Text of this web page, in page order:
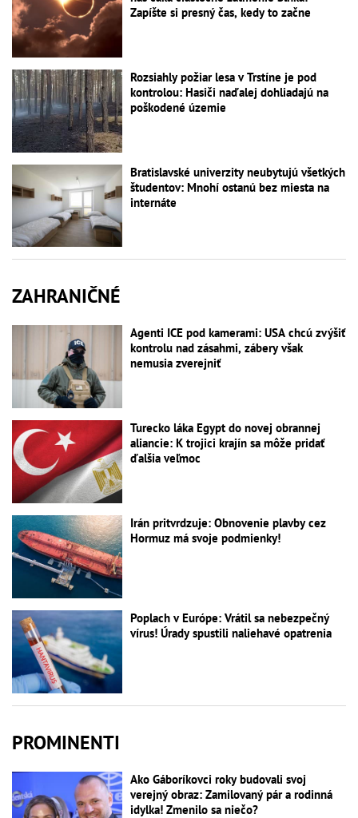
Zapíšte si presný čas, kedy to začne
Rozsiahly požiar lesa v Trstíne je pod
kontrolou: Hasiči naďalej dohliadajú na
poškodené územie
Bratislavské univerzity neubytujú všetkých
študentov: Mnohí ostanú bez miesta na
internáte
ZAHRANIČNÉ
Agenti ICE pod kamerami: USA chcú zvýšiť
kontrolu nad zásahmi, zábery však
nemusia zverejniť
Turecko láka Egypt do novej obrannej
aliancie: K trojici krajín sa môže pridať
ďalšia veľmoc
Irán pritvrdzuje: Obnovenie plavby cez
Hormuz má svoje podmienky!
Poplach v Európe: Vrátil sa nebezpečný
vírus! Úrady spustili naliehavé opatrenia
PROMINENTI
Ako Gáboríkovci roky budovali svoj
verejný obraz: Zamilovaný pár a rodinná
idylka! Zmenilo sa niečo?